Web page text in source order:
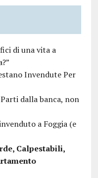
di una vita a
Invendute Per
dalla banca, non
a Foggia (e
Calpestabili,